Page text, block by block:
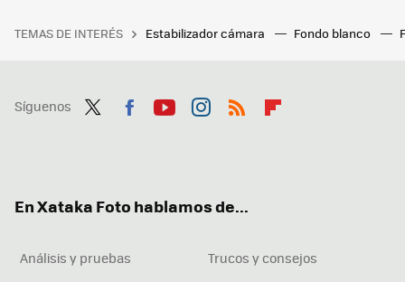
TEMAS DE INTERÉS Estabilizador cámara Fondo blanco
Síguenos
En Xataka Foto hablamos de...
Análisis y pruebas
Trucos y consejos